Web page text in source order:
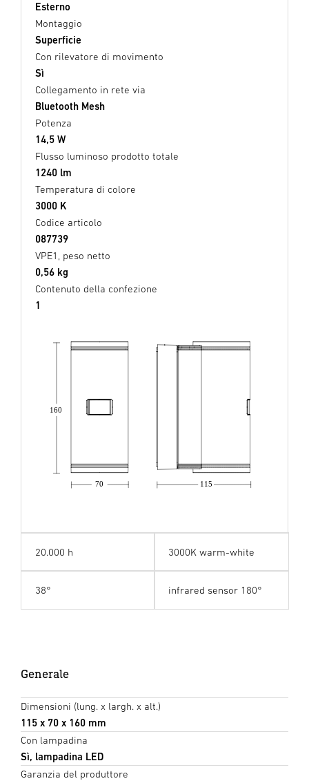
Esterno
Montaggio
Superficie
Con rilevatore di movimento
Sì
Collegamento in rete via
Bluetooth Mesh
Potenza
14,5 W
Flusso luminoso prodotto totale
1240 lm
Temperatura di colore
3000 K
Codice articolo
087739
VPE1, peso netto
0,56 kg
Contenuto della confezione
1
115
70
160
20.000 h 3000K warm-white
38° infrared sensor 180°
Generale
Dimensioni (lung. x largh. x alt.)
115 x 70 x 160 mm
Con lampadina
Sì, lampadina LED
Garanzia del produttore